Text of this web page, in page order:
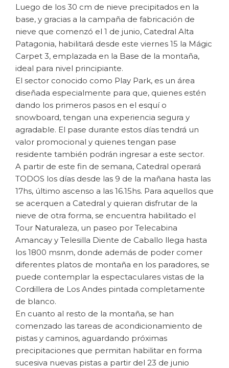
Luego de los 30 cm de nieve precipitados en la
base, y gracias a la campaña de fabricación de
nieve que comenzó el 1 de junio, Catedral Alta
Patagonia, habilitará desde este viernes 15 la Mágic
Carpet 3, emplazada en la Base de la montaña,
ideal para nivel principiante.
El sector conocido como Play Park, es un área
diseñada especialmente para que, quienes estén
dando los primeros pasos en el esquí o
snowboard, tengan una experiencia segura y
agradable. El pase durante estos días tendrá un
valor promocional y quienes tengan pase
residente también podrán ingresar a este sector.
A partir de este fin de semana, Catedral operará
TODOS los días desde las 9 de la mañana hasta las
17hs, último ascenso a las 16.15hs. Para aquellos que
se acerquen a Catedral y quieran disfrutar de la
nieve de otra forma, se encuentra habilitado el
Tour Naturaleza, un paseo por Telecabina
Amancay y Telesilla Diente de Caballo llega hasta
los 1800 msnm, donde además de poder comer
diferentes platos de montaña en los paradores, se
puede contemplar la espectaculares vistas de la
Cordillera de Los Andes pintada completamente
de blanco.
En cuanto al resto de la montaña, se han
comenzado las tareas de acondicionamiento de
pistas y caminos, aguardando próximas
precipitaciones que permitan habilitar en forma
sucesiva nuevas pistas a partir del 23 de junio